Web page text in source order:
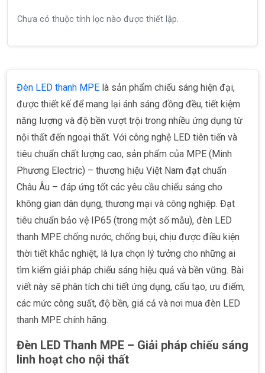
Chưa có thuộc tính lọc nào được thiết lập.
Đèn LED thanh MPE là sản phẩm chiếu sáng hiện đại,
được thiết kế để mang lại ánh sáng đồng đều, tiết kiệm
năng lượng và độ bền vượt trội trong nhiều ứng dụng từ
nội thất đến ngoại thất. Với công nghệ LED tiên tiến và
tiêu chuẩn chất lượng cao, sản phẩm của MPE (Minh
Phương Electric) – thương hiệu Việt Nam đạt chuẩn
Châu Âu – đáp ứng tốt các yêu cầu chiếu sáng cho
không gian dân dụng, thương mại và công nghiệp. Đạt
tiêu chuẩn bảo vệ IP65 (trong một số mẫu), đèn LED
thanh MPE chống nước, chống bụi, chịu được điều kiện
thời tiết khắc nghiệt, là lựa chọn lý tưởng cho những ai
tìm kiếm giải pháp chiếu sáng hiệu quả và bền vững. Bài
viết này sẽ phân tích chi tiết ứng dụng, cấu tạo, ưu điểm,
các mức công suất, độ bền, giá cả và nơi mua đèn LED
thanh MPE chính hãng.
Đèn LED Thanh MPE – Giải pháp chiếu sáng
linh hoạt cho nội thất